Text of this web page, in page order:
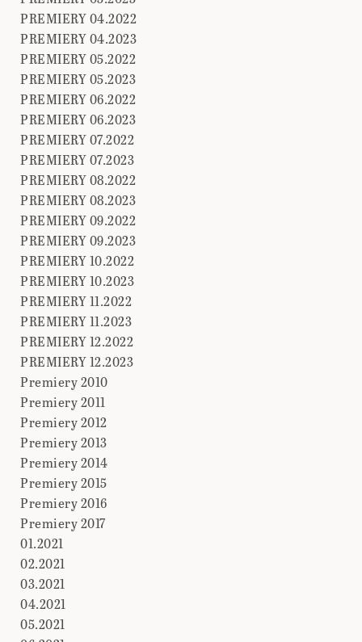
PREMIERY 04.2022
PREMIERY 04.2023
PREMIERY 05.2022
PREMIERY 05.2023
PREMIERY 06.2022
PREMIERY 06.2023
PREMIERY 07.2022
PREMIERY 07.2023
PREMIERY 08.2022
PREMIERY 08.2023
PREMIERY 09.2022
PREMIERY 09.2023
PREMIERY 10.2022
PREMIERY 10.2023
PREMIERY 11.2022
PREMIERY 11.2023
PREMIERY 12.2022
PREMIERY 12.2023
Premiery 2010
Premiery 2011
Premiery 2012
Premiery 2013
Premiery 2014
Premiery 2015
Premiery 2016
Premiery 2017
01.2021
02.2021
03.2021
04.2021
05.2021